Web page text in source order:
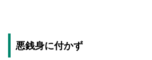
悪銭身に付かず